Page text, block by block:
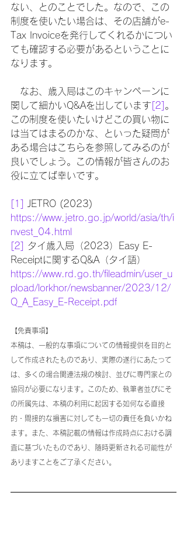
ない、とのことでした。なので、この
制度を使いたい場合は、その店舗がe-
Tax Invoiceを発行してくれるかについ
ても確認する必要があるということに
なります。
なお、歳入局はこのキャンペーンに
関して細かいQ&Aを出しています [2]。
この制度を使いたいけどこの買い物に
は当てはまるのかな、といった疑問が
ある場合はこちらを参照してみるのが
良いでしょう。この情報が皆さんのお
役に立てば幸いです。
[1]
JETRO (2023)
https://www.jetro.go.jp/world/asia/th/i
nvest_04.html
[2]
タイ歳入局（2023）Easy E-
Receiptに関するQ&A（タイ語）
https://www.rd.go.th/fileadmin/user_u
pload/lorkhor/newsbanner/2023/12/
Q_A_Easy_E-Receipt.pdf
【免責事項】
本稿は、一般的な事項についての情報提供を目的と
して作成されたものであり、実際の遂行にあたって
は、多くの場合関連法規の検討、並びに専門家との
協同が必要になります。このため、執筆者並びにそ
の所属先は、本稿の利用に起因する如何なる直接
的・間接的な損害に対しても一切の責任を負いかね
ます。また、本稿記載の情報は作成時点における調
査に基づいたものであり、随時更新される可能性が
ありますことをご了承ください。